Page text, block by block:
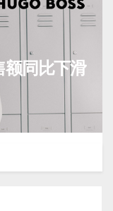
额同比下滑